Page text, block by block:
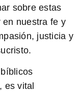
sobre estas
nuestra fe y
justicia y
es vital